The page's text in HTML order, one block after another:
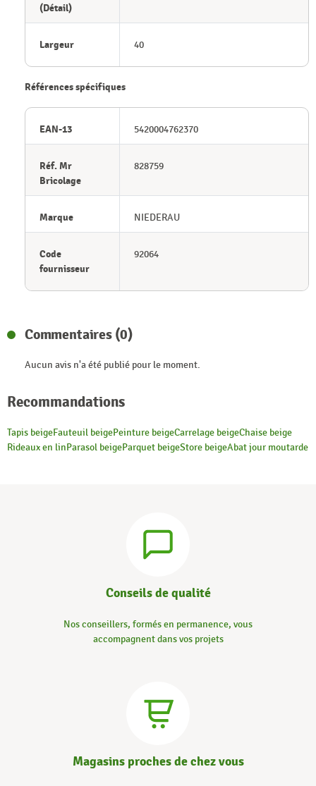
(Détail)
Largeur 40
Références spécifiques
EAN-13 5420004762370
Réf. Mr
Bricolage
828759
Marque NIEDERAU
Code
fournisseur
92064
Commentaires (0)
Aucun avis n'a été publié pour le moment.
Recommandations
Tapis beigeFauteuil beigePeinture beigeCarrelage beigeChaise beige
Rideaux en linParasol beigeParquet beigeStore beigeAbat jour moutarde
Conseils de qualité
Nos conseillers, formés en permanence, vous
accompagnent dans vos projets
Magasins proches de chez vous